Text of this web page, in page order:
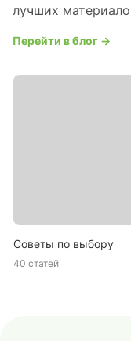
лучших
Перейти в блог →
Советы по выбору
40 статей